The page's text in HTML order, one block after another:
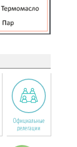
Официальные
делегации